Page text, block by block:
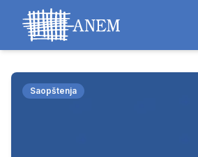
Saopštenja